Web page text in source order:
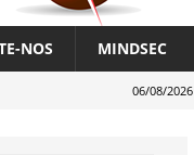
NOS MINDSEC
06/08/2026